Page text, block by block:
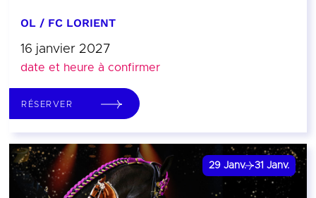
OL / FC LORIENT
16 janvier 2027
date et heure à confirmer
RÉSERVER
29 Janv. 31 Janv.